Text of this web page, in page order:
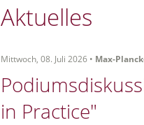
Aktuelles
Mittwoch, 08. Juli 2026 • Max-
in Practice"